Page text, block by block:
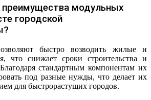
преимущества модульных
городской
быстро возводить жилые и
что снижает сроки строительства и
стандартным компонентам их
под разные нужды, что делает их
для быстрорастущих городов.